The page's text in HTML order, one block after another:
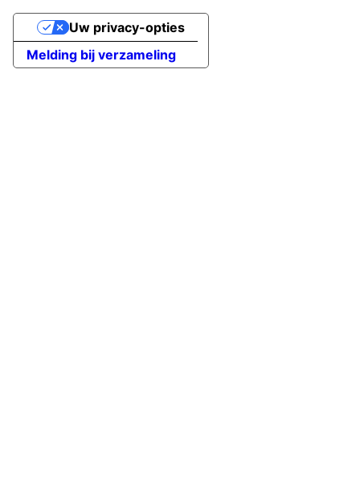
Melding bij verzameling
Uw privacy-opties